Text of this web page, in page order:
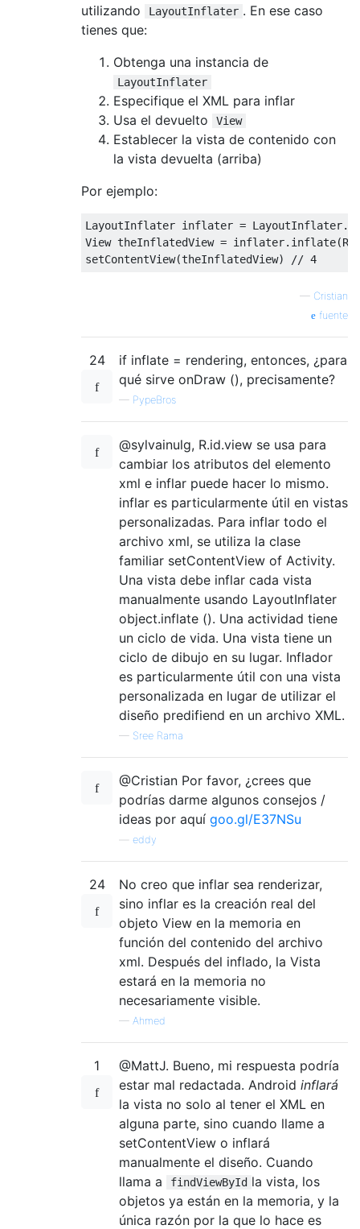
utilizando
LayoutInflater . En ese caso
tienes que:
Obtenga una instancia de
LayoutInflater
Especifique el XML para inflar
Usa el devuelto
View
Establecer la vista de contenido con
la vista devuelta (arriba)
Por ejemplo:
LayoutInflater inflater = LayoutInflater.
View theInflatedView = inflater. inflate(R
setContentView(theInflatedView) // 4
— Cristian
fuente
24
if inflate = rendering, entonces, ¿para
qué sirve onDraw (), precisamente?
— PypeBros
@sylvainulg, R.id.view se usa para
cambiar los atributos del elemento
xml e inflar puede hacer lo mismo.
inflar es particularmente útil en vistas
personalizadas. Para inflar todo el
archivo xml, se utiliza la clase
familiar setContentView of Activity.
Una vista debe inflar cada vista
manualmente usando LayoutInflater
object.inflate (). Una actividad tiene
un ciclo de vida. Una vista tiene un
ciclo de dibujo en su lugar. Inflador
es particularmente útil con una vista
personalizada en lugar de utilizar el
diseño predifiend en un archivo XML.
— Sree Rama
@Cristian Por favor, ¿crees que
podrías darme algunos consejos /
ideas por aquí goo.gl/E37NSu
eddy
24
No creo que inflar sea renderizar,
sino inflar es la creación real del
objeto View en la memoria en
función del contenido del archivo
xml. Después del inflado, la Vista
estará en la memoria no
necesariamente visible.
— Ahmed
1
@MattJ. Bueno, mi respuesta podría
estar mal redactada. Android inflará
la vista no solo al tener el XML en
alguna parte, sino cuando llame a
setContentView o inflará
manualmente el diseño. Cuando
llama a
findViewById la vista, los
objetos ya están en la memoria, y la
única razón por la que lo hace es